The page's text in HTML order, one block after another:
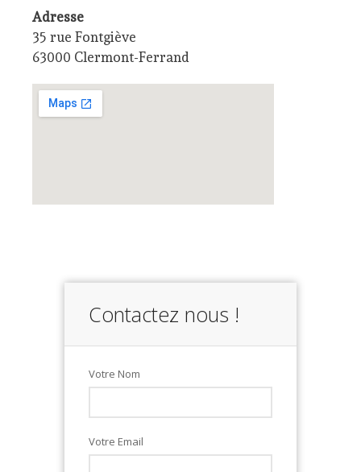
Adresse
35 rue Fontgiève
63000 Clermont-Ferrand
Contactez nous !
Votre Nom
Votre Email